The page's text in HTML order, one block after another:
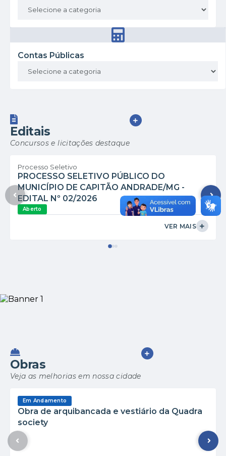
Contas Públicas
Editais
Concursos e licitações destaque
VER MAIS
Processo Seletivo
PROCESSO SELETIVO PÚBLICO DO
MUNICÍPIO DE CAPITÃO ANDRADE/MG -
EDITAL Nº 02/2026
Aberto
VER MAIS
Obras
Veja as melhorias em nossa cidade
VER MAIS
Em Andamento
Obra de arquibancada e vestiário da Quadra
society